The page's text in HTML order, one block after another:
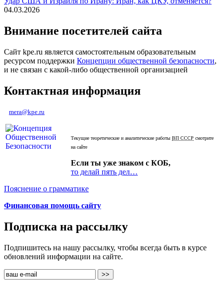
04.03.2026
Внимание посетителей сайта
Сайт kpe.ru является самостоятельным образовательным
ресурсом поддержки Концепции общественной безопасности,
и не связан с какой-либо общественной организацией
Контактная информация
mera@kpe.ru
Текущие теоретические и аналитические работы ВП СССР смотрите
на сайте
Если ты уже знаком с КОБ,
то делай пять дел…
Пояснение о грамматике
Финансовая помощь сайту
Подписка на рассылку
Подпишитесь на нашу рассылку, чтобы всегда быть в курсе
обновлений информации на сайте.